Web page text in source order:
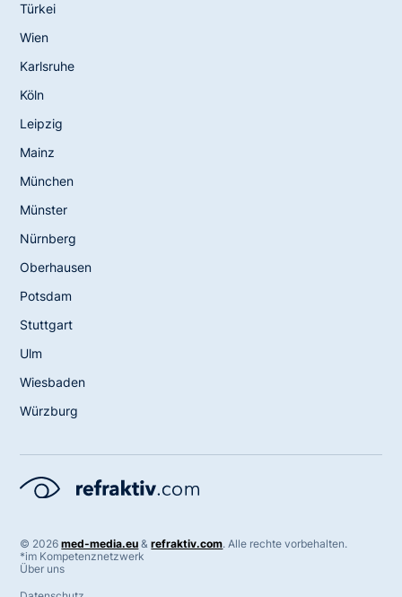
Türkei
Wien
Karlsruhe
Köln
Leipzig
Mainz
München
Münster
Nürnberg
Oberhausen
Potsdam
Stuttgart
Ulm
Wiesbaden
Würzburg
© 2026 med-media.eu &refraktiv.com. Alle rechte vorbehalten.
*im Kompetenznetzwerk
Über uns